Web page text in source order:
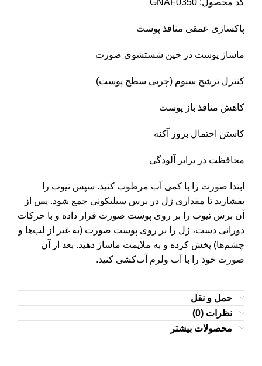
کد محصول: GNAF0350
پاکسازی عمقی منافذ پوست
ماساژ پوست در حین شستشوی صورت
کنترل ترشح سبوم (چربی سطح پوست)
کاهش منافذ باز پوست
کاستن احتمال بروز آکنه
محافظت در برابر آلودگی
ابتدا صورت را با کمی آب مرطوب ‌کنید. سپس تیوب را
بفشارید تا مقداری ژل در برس سیلیکونی جمع شود. پس از
آن برس تیوب را بر روی پوست صورت قرار داده و با حرکات
دورانی دست، ژل را بر روی پوست صورت (به غیر از لب‌ها و
چشم‌ها) پخش کرده و به ملایمت ماساژ دهید. بعد از آن
صورت خود را با آب ولرم آب‌کشی کنید.
حمل و نقل
نظرات (0)
محصولات بیشتر